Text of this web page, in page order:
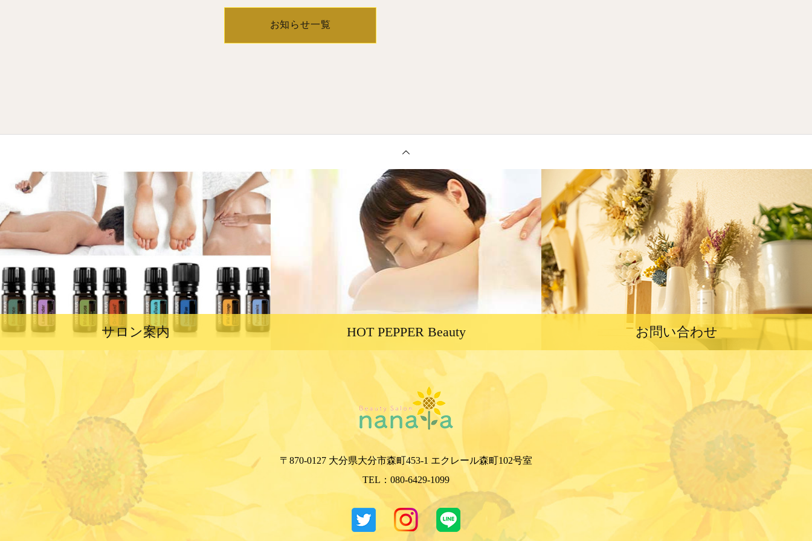
お知らせ一覧
サロン案内 HOT PEPPER Beauty お問い合わせ
〒870-0127 大分県大分市森町453-1 エクレール森町102号室
TEL： 080-6429-1099